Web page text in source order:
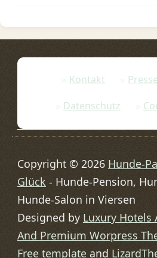
Kontakt Presse
Datenschutz
Copyright © 2026 Hunde-
Glück - Hunde-Pension,
Hunde-Salon in Viersen
Designed by Luxury Hotels
And Premium Worpress
Free templateand